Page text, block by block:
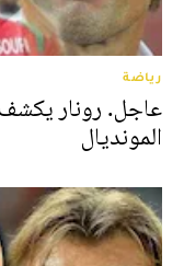
رياضة
عاجل. رونار
المونديال